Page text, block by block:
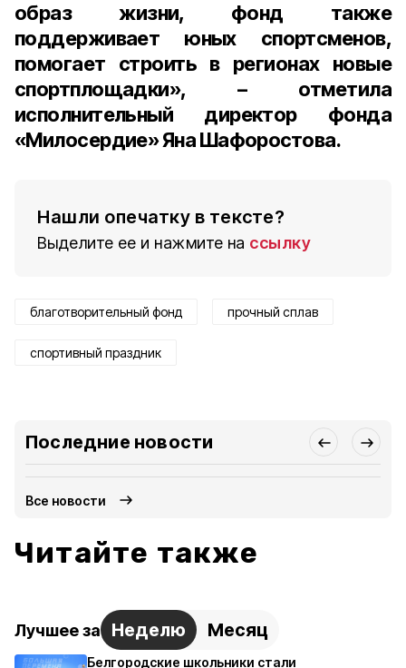
образ жизни, фонд также
поддерживает юных спортсменов,
помогает строить в регионах новые
спортплощадки», – отметила
исполнительный директор фонда
«Милосердие» Яна Шафоростова.
Нашли опечатку в тексте?
Выделите ее и нажмите на ссылку
благотворительный фонд прочный сплав
спортивный праздник
Последние новости
Все новости
Читайте также
Лучшее за Неделю Месяц
Белгородские школьники стали